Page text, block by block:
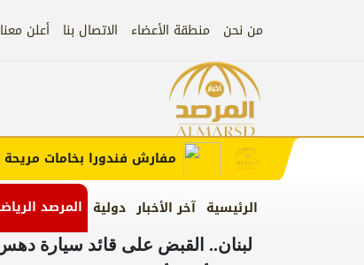
من نحن منطقة الأعضاء الاتصال بنا أعلن معنا
الرئيسية آخر الأخبار دولية المرصد
مفارش فندورا بخامات مريحة
لبنان.. القبض على قائد سيارة